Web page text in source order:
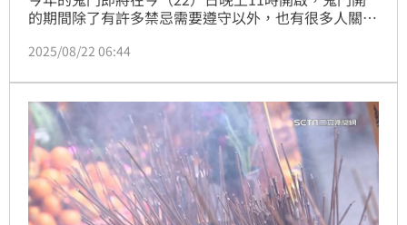
的期間除了有許多禁忌需要遵守以外，也有很多人關心
師列出「5生肖」在這段期間不僅投資狀況良好，在業
2025/08/22 06:44